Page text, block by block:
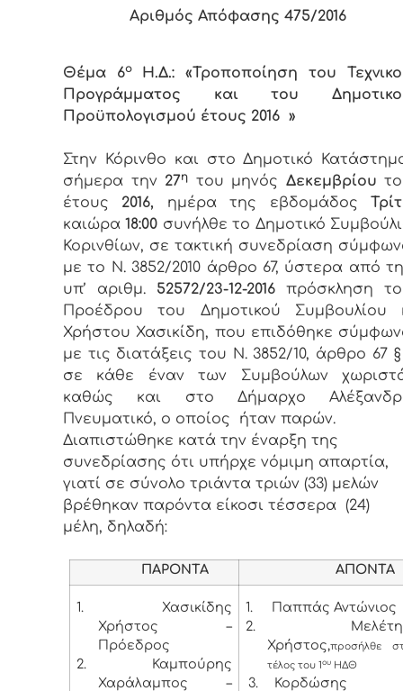
Αριθμός Απόφασης 475/2016
Θέμα 6ο Η.Δ.: «Τροποποίηση του
Προγράμματος και του
Προϋπολογισμού έτους 2016 »
Στην Κόρινθο και στο Δημοτικό
σήμερα την 27η του μηνός Δεκεμβρίου
έτους 2016, ημέρα της εβδομάδος
καιώρα18:00 συνήλθε το Δημοτικό
Κορινθίων, σε τακτική συνεδρίαση
με το Ν. 3852/2010 άρθρο 67, ύστερα από
υπ’ αριθμ. 52572/23-12-2016 πρόσκληση
Προέδρου του Δημοτικού Συμβουλίου
Χρήστου Χασικίδη, που επιδόθηκε
με τις διατάξεις του Ν. 3852/10, άρθρο 67 §
σε κάθε έναν των Συμβούλων
καθώς και στο Δήμαρχο
Πνευματικό, ο οποίος ήταν παρών.
Διαπιστώθηκε κατά την έναρξη της
συνεδρίασης ότι υπήρχε νόμιμη απαρτία,
γιατί σε σύνολο τριάντα τριών (33) μελών
βρέθηκαν παρόντα είκοσι τέσσερα (24)
μέλη, δηλαδή:
ΠΑΡΟΝΤΑ ΑΠΟΝΤΑ
1.
Χασικίδης
Χρήστος –
Πρόεδρος
2.
Καμπούρης
Χαράλαμπος –
1.
Παππάς Αντώνιος
2.
Χρήστος,προσήλθε
τέλος του 1ου ΗΔΘ
3.
Κορδώσης